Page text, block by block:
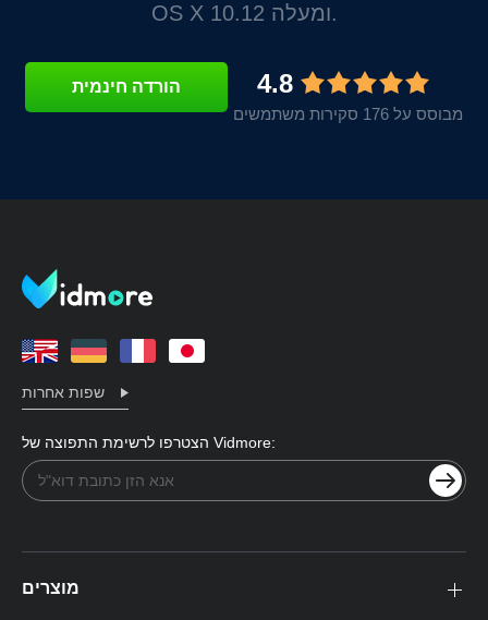
OS X 10.12 ומעלה.
הורדה חינמית 4.8
מבוסס על 176 סקירות משתמשים
שפות אחרות
הצטרפו לרשימת התפוצה של Vidmore:
מוצרים